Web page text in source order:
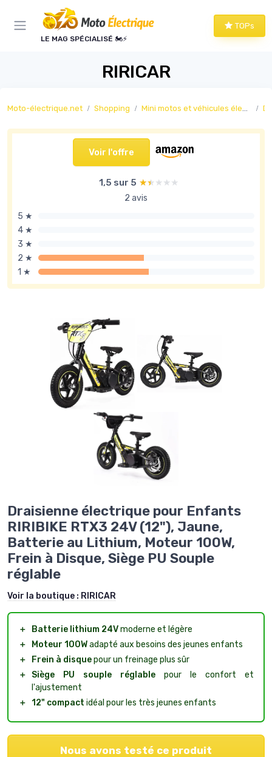
LE MAG SPÉCIALISÉ 🏍️⚡
TOPs
RIRICAR
Moto-électrique.net Shopping Mini motos et véhicules électriques loisirs
Voir l'offre
1,5 sur 5 ★★★★★
★★★★★
2 avis
5 ★
4 ★
3 ★
2 ★
1 ★
Draisienne électrique pour Enfants
RIRIBIKE RTX3 24V (12"), Jaune,
Batterie au Lithium, Moteur 100W,
Frein à Disque, Siège PU Souple
réglable
Voir la boutique : RIRICAR
＋ Batterie lithium 24Vmoderne et légère
＋
Moteur 100Wadapté aux besoins des jeunes enfants
＋
Frein à disquepour un freinage plus sûr
＋
Siège PU souple réglable pour le confort et
l'ajustement
＋ 12" compact idéal pour les très jeunes enfants
Nous avons testé ce produit
Panneau de gestion des cookies